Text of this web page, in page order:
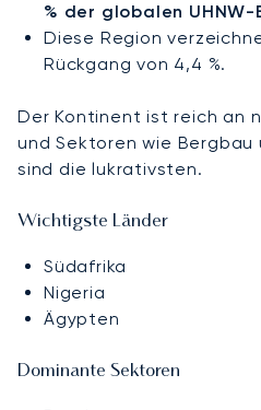
% der globalen UHNW-
Diese Region
Rückgang von 4,4 %.
Der Kontinent ist reich an
und Sektoren wie
sind die lukrativsten.
Wichtigste Länder
Südafrika
Nigeria
Ägypten
Dominante Sektoren